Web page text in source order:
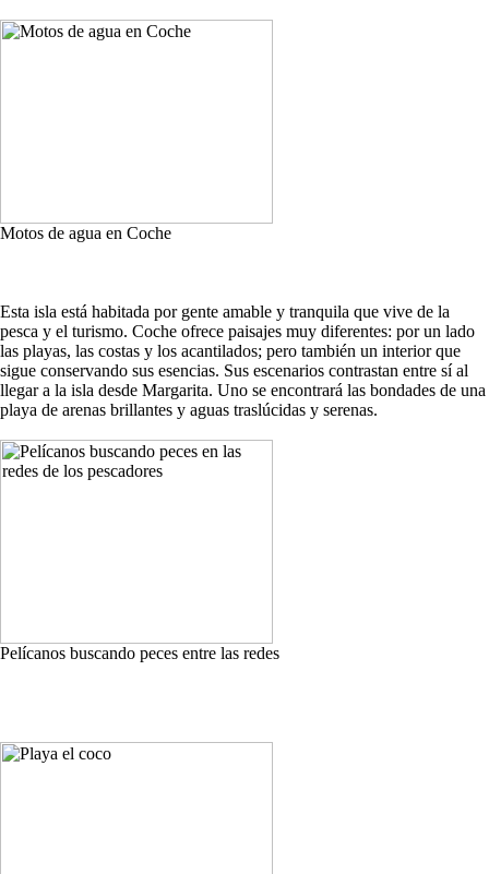
Motos de agua en Coche
Esta isla está habitada por gente amable y tranquila que vive de la
pesca y el turismo. Coche ofrece paisajes muy diferentes: por un lado
las playas, las costas y los acantilados; pero también un interior que
sigue conservando sus esencias. Sus escenarios contrastan entre sí al
llegar a la isla desde Margarita. Uno se encontrará las bondades de una
playa de arenas brillantes y aguas traslúcidas y serenas.
Pelícanos buscando peces entre las redes